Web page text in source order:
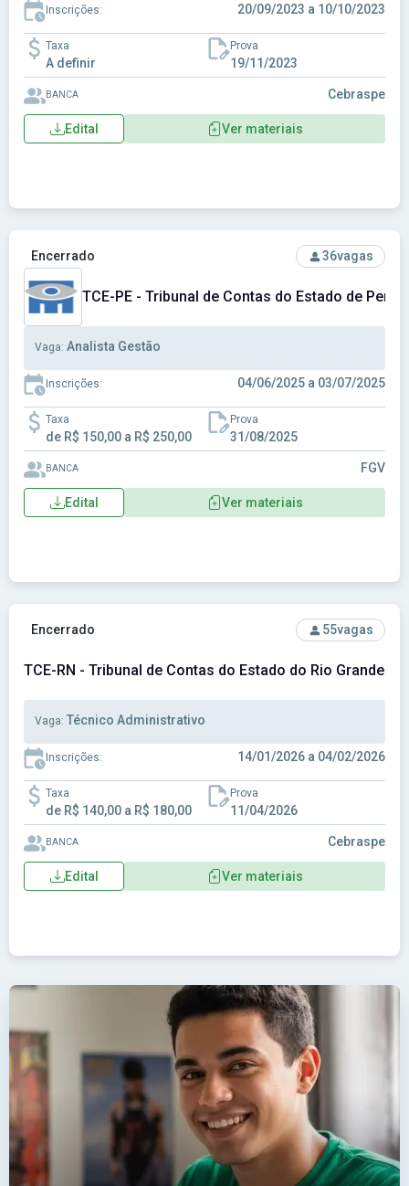
Inscrições: 20/09/2023 a 10/10/2023
Taxa
A definir
Prova
19/11/2023
BANCA Cebraspe
Edital Ver materiais
Ver concurso: TCE-PE - Tribunal de Contas do Estado de
Encerrado 36vagas
TCE-PE - Tribunal de Contas do Estado de
Vaga: Analista Gestão
Inscrições: 04/06/2025 a 03/07/2025
Taxa
de R$ 150,00 a R$ 250,00
Prova
31/08/2025
BANCA FGV
Edital Ver materiais
Ver concurso: TCE-RN - Tribunal de Contas do Estado do
Encerrado 55vagas
TCE-RN - Tribunal de Contas do Estado do Rio Grande
Vaga: Técnico Administrativo
Inscrições: 14/01/2026 a 04/02/2026
Taxa
de R$ 140,00 a R$ 180,00
Prova
11/04/2026
BANCA Cebraspe
Edital Ver materiais